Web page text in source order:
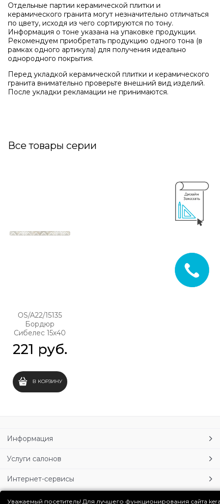
Отдельные партии керамической плитки и
керамического гранита могут незначительно отличаться
по цвету, исходя из чего сортируются по тону.
Информация о тоне указана на упаковке продукции.
Рекомендуем приобретать продукцию одного тона (в
рамках одного артикула) для получения идеально
однородного покрытия.
Перед укладкой керамической плитки и керамического
гранита внимательно проверьте внешний вид изделий.
После укладки рекламации не принимаются.
Все товары серии
OS/A22/15135
Бордюр
Сибелес 15х40
221 руб.
В КОРЗИНУ
Информация
Услуги салонов
Интернет-сервисы
Личный кабинет
Уважаемый посетитель! Для лучшего функционирования сайта